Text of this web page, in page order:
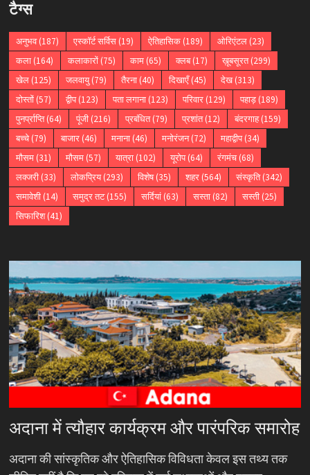
टैग्स
अनुभव(187) एस्कॉर्ट सर्विस(19) ऐतिहासिक(189) ओरिएंटल(23)
कला(164) कलाकारों(75) काम(65) क्लब(17) ख़ूबसूरत(299)
खेल(125) जलवायु(79) तैरना(40) दिखाएँ(45) देख(313)
दोस्तों(57) द्वीप(123) पता लगाना(123) परिवार(129) पहाड़(189)
पुनर्प्राप्ति(64) पूंजी(216) प्रबंधित(79) प्रशांत(12) बंदरगाह(159)
बच्चे(79) बाजार(46) मनाना(46) मनोरंजन(72) महाद्वीप(34)
मौसम(31) मौसम(57) यात्रा(102) यूरोप(64) रंगमंच(68)
लक्जरी(33) लोकप्रिय(293) विशेष(35) शहर(564) संस्कृति(342)
समावेशी(14) समुद्र तट(155) सर्दियां(63) सस्ता(82) सस्ती(25)
सिफारिश(41)
अदाना में त्यौहार कार्यक्रम और पारंपरिक समारोह
अदाना की सांस्कृतिक और ऐतिहासिक विविधता केवल इस तथ्य तक